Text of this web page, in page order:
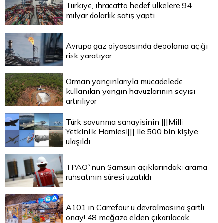
Türkiye, ihracatta hedef ülkelere 94
milyar dolarlık satış yaptı
Avrupa gaz piyasasında depolama açığı
risk yaratıyor
Orman yangınlarıyla mücadelede
kullanılan yangın havuzlarının sayısı
artırılıyor
Türk savunma sanayisinin |||Milli
Yetkinlik Hamlesi||| ile 500 bin kişiye
ulaşıldı
TPAO`nun Samsun açıklarındaki arama
ruhsatının süresi uzatıldı
A101’in Carrefour’u devralmasına şartlı
onay! 48 mağaza elden çıkarılacak